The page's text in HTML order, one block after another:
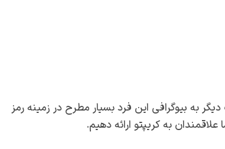
دیگر به بیوگرافی این فرد بسیار مطرح در زمینه رمز
به کریپتو ارائه دهیم.